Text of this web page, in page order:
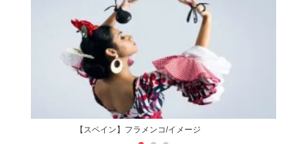
【スペイン】フラメンコ/イメージ